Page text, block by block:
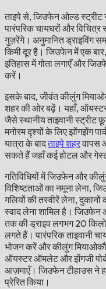
ताइपे से, जिउफेन ओल्ड
पारंपरिक चायघरों और
गुज़रेंगे। अनुमानित ड्राइविंग
किमी दूर है। जिउफेन में एक
इतिहास में गोता लगाएँ और
करें।
इसके बाद, जीवंत कीलुंग
शहर की ओर बढ़ें। यहाँ,
जैसे स्थानीय ताइवानी स्ट्रीट
मनोरम दृश्यों के लिए झोंगझेंग
यात्रा के बादताइपे शहरवापस
सकते हैं जहाँ कई होटल और
गतिविधियों में जिउफेन और
विशिष्टताओं का नमूना लेना,
गलियों की तस्वीरें लेना,
स्वाद लेना शामिल है। जिउफेन
तक की ड्राइव लगभग 20
लगते हैं। पारंपरिक ताइवानी
भोजन करें और कीलुंग
ऑयस्टर ऑमलेट और झेंगजी
आज़माएँ। जिउफेन टीहाउस ने
प्रेरित किया।